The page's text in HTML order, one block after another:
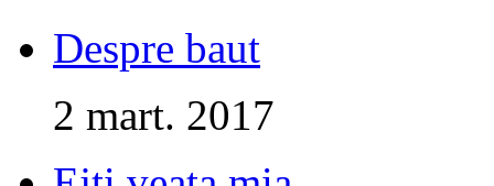
Despre baut
2 mart. 2017